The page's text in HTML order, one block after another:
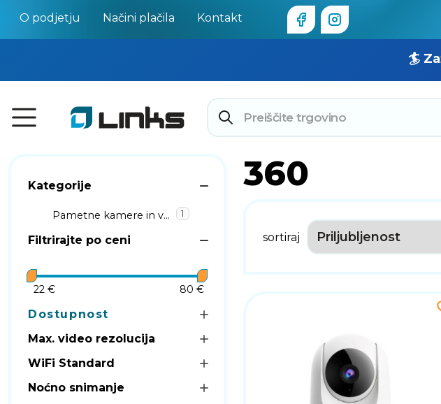
O podjetju Načini plačila Kontakt
🏄
Kategorije
Pametne kamere in varnost 1
Filtrirajte po ceni
22 € 80 €
Dostupnost
Max. video rezolucija
WiFi Standard
Noćno snimanje
360
sortiraj